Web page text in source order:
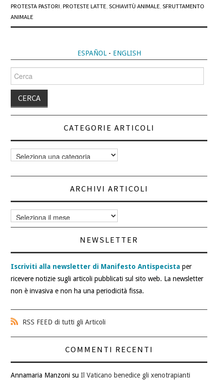
PROTESTA PASTORI,PROTESTE LATTE,SCHIAVITÙ ANIMALE,SFRUTTAMENTO
ANIMALE
ESPAÑOL- ENGLISH
Cerca
per:
CATEGORIE ARTICOLI
Categorie
articoli
ARCHIVI ARTICOLI
Archivi
articoli
NEWSLETTER
Iscriviti alla newsletter di Manifesto Antispecista per
ricevere notizie sugli articoli pubblicati sul sito web. La newsletter
non è invasiva e non ha una periodicità fissa.
RSS FEED di tutti gli Articoli
COMMENTI RECENTI
Annamaria Manzoni suIl Vaticano benedice gli xenotrapianti